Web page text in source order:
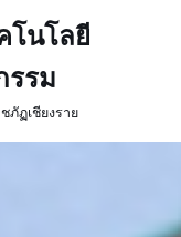
โนโลยี
รรม
ภัฏเชียงราย